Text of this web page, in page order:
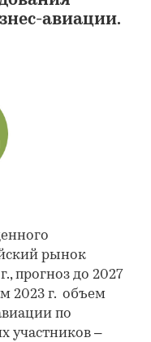
авиации.
рынок
прогноз до 2027
2023 г. объем
по
участников –